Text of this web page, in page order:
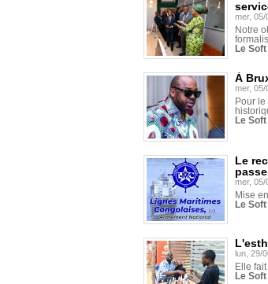
mer, 05/
Notre
Le
À
mer, 05/
Pour
Le
Le
mer, 05/
Mise
Le
lun, 29/
Elle
Le